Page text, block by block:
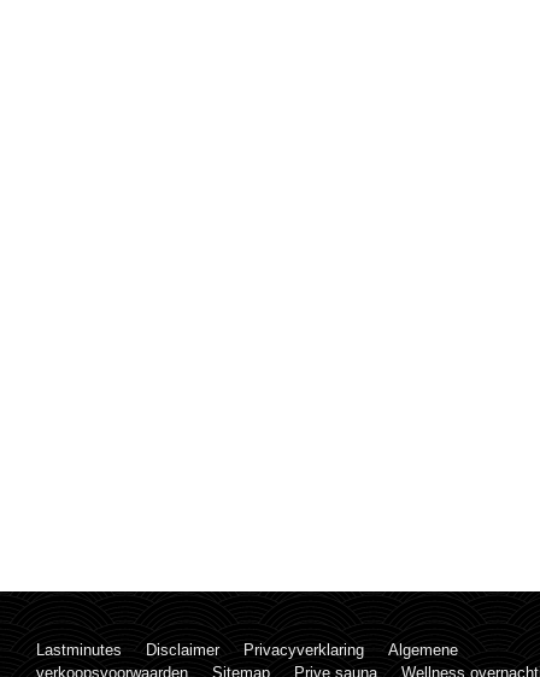
Lastminutes Disclaimer Privacyverklaring
Algemene
verkoopsvoorwaarden
Sitemap Prive sauna Wellness